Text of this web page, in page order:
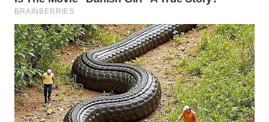
ALPERKLINAS
FORJASIDA
TAMBANG